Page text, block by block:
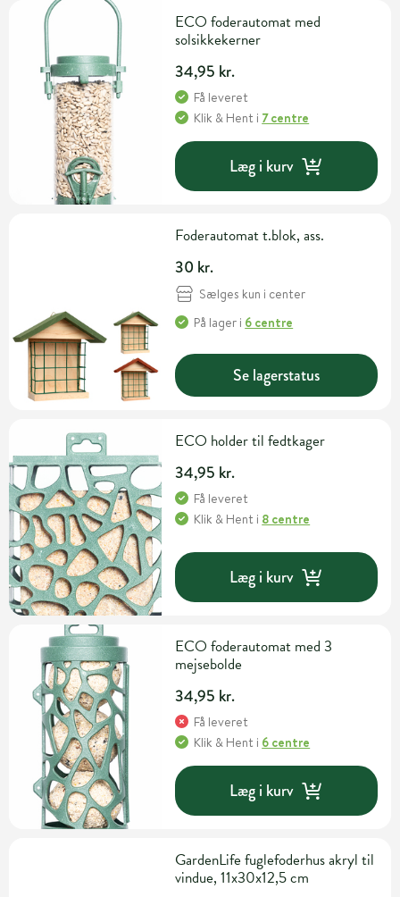
ECO foderautomat med
solsikkekerner
34,95 kr.
Få leveret
Klik & Hent i 7 centre
Læg i kurv
Foderautomat t.blok, ass.
30 kr.
Sælges kun i center
På lager i 6 centre
Se lagerstatus
ECO holder til fedtkager
34,95 kr.
Få leveret
Klik & Hent i 8 centre
Læg i kurv
ECO foderautomat med 3
mejsebolde
34,95 kr.
Få leveret
Klik & Hent i 6 centre
Læg i kurv
GardenLife fuglefoderhus akryl til
vindue, 11x30x12,5 cm